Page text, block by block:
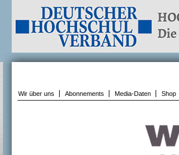
Wir über uns Abonnements Media-Daten Shop